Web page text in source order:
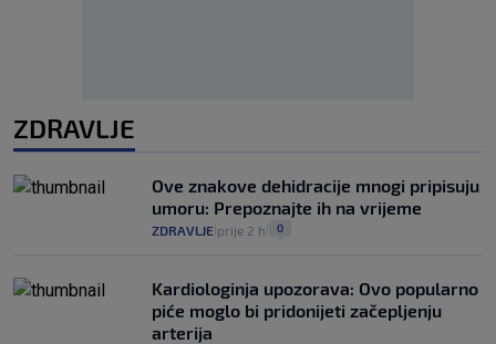
ZDRAVLJE
Ove znakove dehidracije mnogi pripisuju
umoru: Prepoznajte ih na vrijeme
ZDRAVLJE prije 2 h 0
Kardiologinja upozorava: Ovo popularno
piće moglo bi pridonijeti začepljenju
arterija